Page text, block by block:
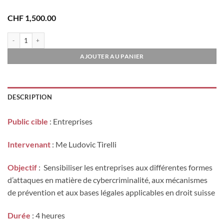
CHF 1,500.00
AJOUTER AU PANIER
DESCRIPTION
Public cible : Entreprises
Intervenant : Me Ludovic Tirelli
Objectif : Sensibiliser les entreprises aux différentes formes
d’attaques en matière de cybercriminalité, aux mécanismes
de prévention et aux bases légales applicables en droit suisse
Durée : 4 heures